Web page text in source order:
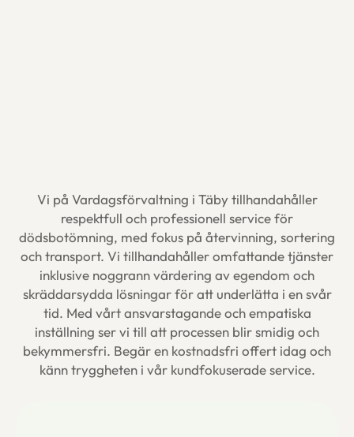
Vi på Vardagsförvaltning i Täby tillhandahåller
respektfull och professionell service för
dödsbotömning, med fokus på återvinning, sortering
och transport. Vi tillhandahåller omfattande tjänster
inklusive noggrann värdering av egendom och
skräddarsydda lösningar för att underlätta i en svår
tid. Med vårt ansvarstagande och empatiska
inställning ser vi till att processen blir smidig och
bekymmersfri. Begär en kostnadsfri offert idag och
känn tryggheten i vår kundfokuserade service.